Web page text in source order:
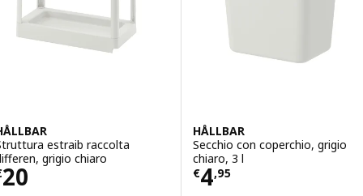
estraib raccolta
grigio chiaro
20 € 20
HÅLLBAR
Secchio con coperchio, grigio
chiaro, 3 l
€4,95
Prezzo € 4,95